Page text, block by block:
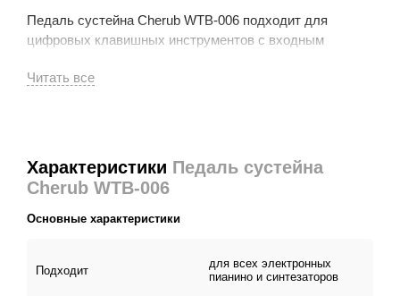
Педаль сустейна Cherub WTB-006 подходит для
цифровых клавишных инструментов с входным
Специальная резиновая прокладка на нижней части
педали не позволяет ей скользить и удерживает на
месте во время игры. Также данная педаль может быть
Характеристики Педаль сустейна
Cherub WTB-006
Основные характеристики
Подходит
для всех электронных
пианино и синтезаторов